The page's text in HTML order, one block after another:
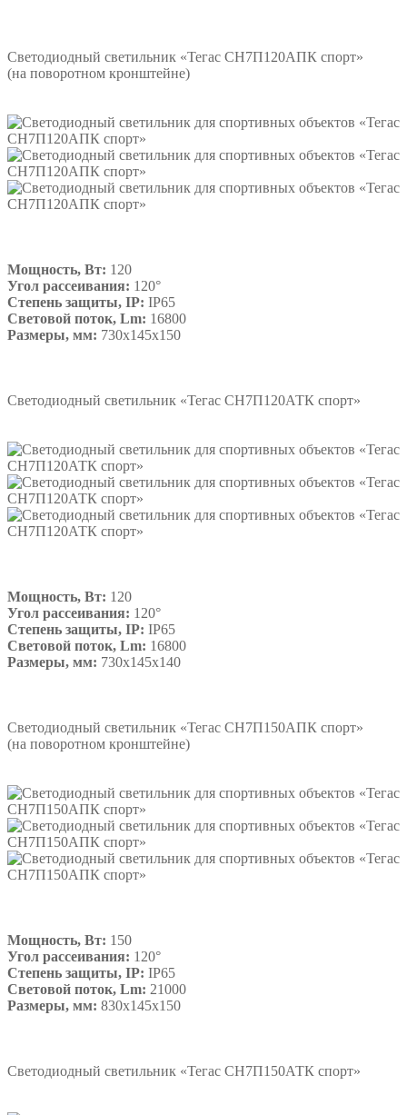
Светодиодный светильник «Тегас СН7П120АПК спорт»
(на поворотном кронштейне)
Мощность, Вт: 120
Угол рассеивания: 120°
Степень защиты, IP: IP65
Световой поток, Lm: 16800
Размеры, мм: 730х145х150
Светодиодный светильник «Тегас СН7П120АТК спорт»
Мощность, Вт: 120
Угол рассеивания: 120°
Степень защиты, IP: IP65
Световой поток, Lm: 16800
Размеры, мм: 730х145х140
Светодиодный светильник «Тегас СН7П150АПК спорт»
(на поворотном кронштейне)
Мощность, Вт: 150
Угол рассеивания: 120°
Степень защиты, IP: IP65
Световой поток, Lm: 21000
Размеры, мм: 830х145х150
Светодиодный светильник «Тегас СН7П150АТК спорт»